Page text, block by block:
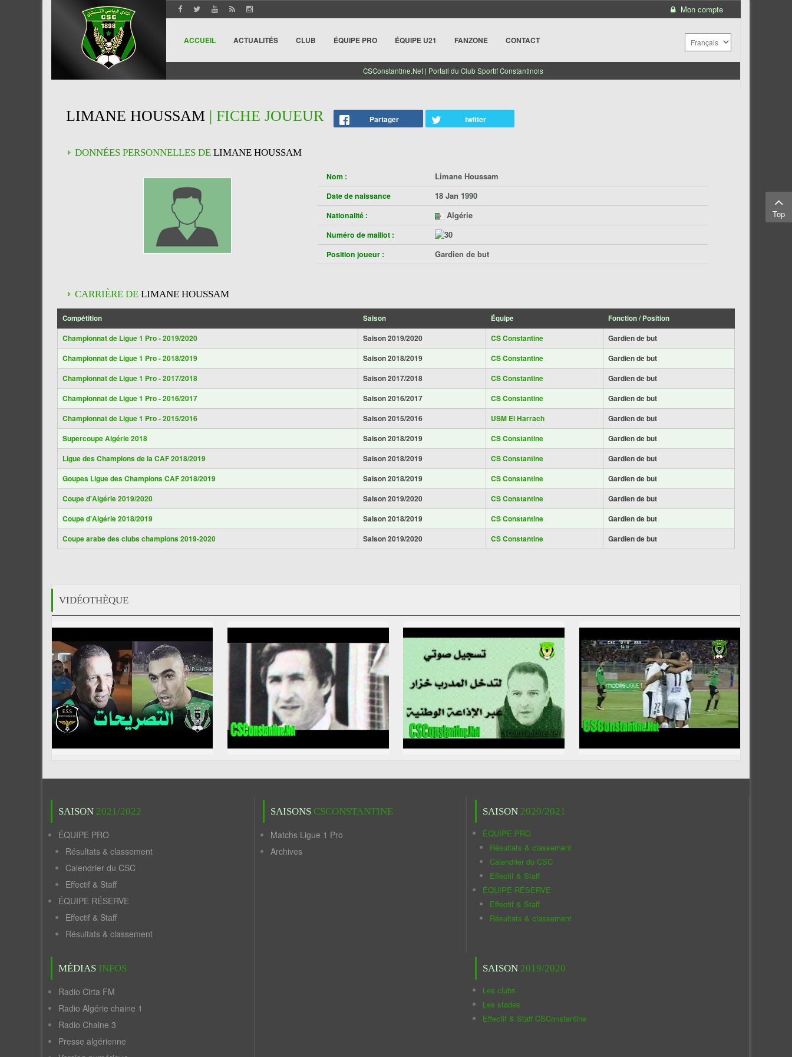
Mon compte
ACCUEIL ACTUALITÉS CLUB ÉQUIPE PRO ÉQUIPE U21 FANZONE CONTACT
CSConstantine.Net | Portail du Club Sportif Constantinois
LIMANE HOUSSAM | FICHE JOUEUR Partager twitter
DONNÉES PERSONNELLES DE LIMANE HOUSSAM
Nom : Limane Houssam
Date de naissance 18 Jan 1990
Nationalité : Algérie
Numéro de maillot :
Position joueur :
Gardien de but
CARRIÈRE DE LIMANE HOUSSAM
Compétition Saison Équipe Fonction / Position
Championnat de Ligue 1 Pro - 2019/2020 Saison 2019/2020 CS Constantine
Gardien de but
Championnat de Ligue 1 Pro - 2018/2019
Saison 2018/2019 CS Constantine
Gardien de but
Championnat de Ligue 1 Pro - 2017/2018
Saison 2017/2018 CS Constantine
Gardien de but
Championnat de Ligue 1 Pro - 2016/2017
Saison 2016/2017 CS Constantine
Gardien de but
Championnat de Ligue 1 Pro - 2015/2016
Saison 2015/2016 USM El Harrach
Gardien de but
Supercoupe Algérie 2018
Saison 2018/2019 CS Constantine
Gardien de but
Ligue des Champions de la CAF 2018/2019
Saison 2018/2019 CS Constantine
Gardien de but
Goupes Ligue des Champions CAF 2018/2019
Saison 2018/2019 CS Constantine
Gardien de but
Coupe d'Algérie 2019/2020
Saison 2019/2020 CS Constantine
Gardien de but
Coupe d'Algérie 2018/2019
Saison 2018/2019 CS Constantine
Gardien de but
Coupe arabe des clubs champions 2019-2020
Saison 2019/2020 CS Constantine Gardien de but
VIDÉOTHÈQUE
SAISON 2021/2022
ÉQUIPE PRO
Résultats & classement
Calendrier du CSC
Effectif & Staff
ÉQUIPE RÉSERVE
Effectif & Staff
Résultats & classement
MÉDIAS INFOS
Radio Cirta FM
Radio Algérie chaine 1
Radio Chaine 3
Presse algérienne
SAISONS CSCONSTANTINE
Matchs Ligue 1 Pro
Archives
SAISON 2020/2021
ÉQUIPE PRO
Résultats & classement
Calendrier du CSC
Effectif & Staff
ÉQUIPE RÉSERVE
Effectif & Staff
Résultats & classement
SAISON 2019/2020
Les clubs
Les stades
Effectif & Staff CSConstantine
Top